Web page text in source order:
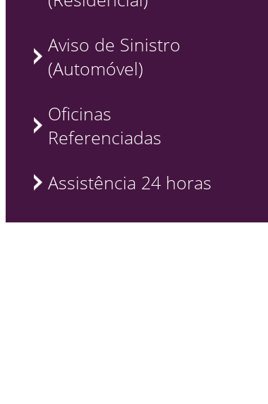
Aviso de Sinistro
(Automóvel)
Oficinas
Referenciadas
Assistência 24 horas